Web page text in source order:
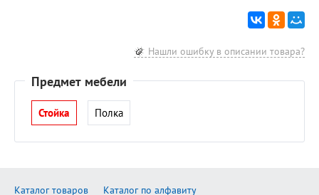
Нашли ошибку в описании товара?
Предмет мебели
Стойка Полка
Каталог товаров Каталог по алфавиту